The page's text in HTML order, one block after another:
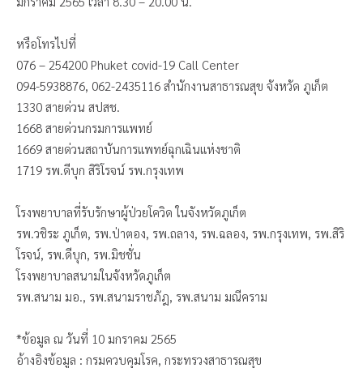
หรือโทรไปที่
076 – 254200 Phuket covid-19 Call Center
094-5938876, 062-2435116 สำนักงานสาธารณสุข จังหวัด ภูเก็ต
1330 สายด่วน สปสช.
1668 สายด่วนกรมการแพทย์
1669 สายด่วนสถาบันการแพทย์ฉุกเฉินแห่งชาติ
1719 รพ.ดีบุก สิริโรจน์ รพ.กรุงเทพ
โรงพยาบาลที่รับรักษาผู้ป่วยโควิด ในจังหวัดภูเก็ต
รพ.วชิระ ภูเก็ต, รพ.ป่าตอง, รพ.ถลาง, รพ.ฉลอง, รพ.กรุงเทพ, รพ.สิริ
โรจน์, รพ.ดีบุก, รพ.มิชชั่น
โรงพยาบาลสนามในจังหวัดภูเก็ต
รพ.สนาม มอ., รพ.สนามราชภัฎ, รพ.สนาม มณีคราม
*ข้อมูล ณ วันที่ 10 มกราคม 2565
อ้างอิงข้อมูล ​: กรมควบคุมโรค, กระทรวงสาธารณสุข